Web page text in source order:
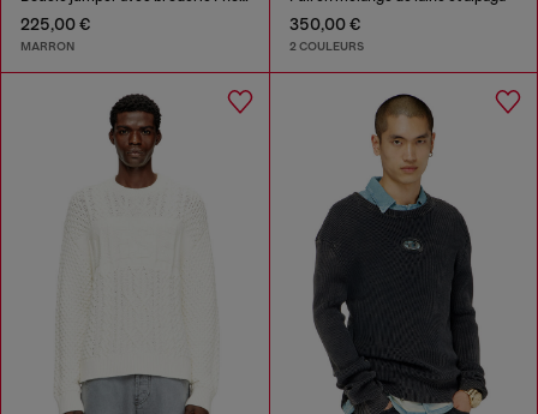
225,00 €
MARRON
350,00 €
2 COULEURS